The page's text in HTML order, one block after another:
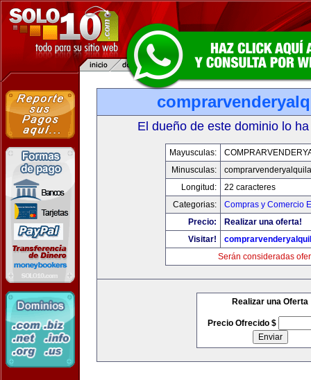
El dueño de este dominio lo
Mayusculas:
Minusculas:
Longitud:
22 caracteres
Categorias:
Compras y Comercio
Precio:
Realizar una oferta!
Visitar!
Serán consideradas
Realizar una Oferta
Precio Ofrecido $